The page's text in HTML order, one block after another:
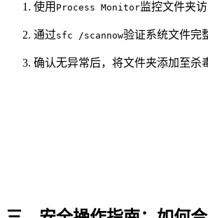
使用 Process Monitor监控文件夹
通过sfc /scannow验证系统文件完
确认无异常后，将文件夹添加至杀